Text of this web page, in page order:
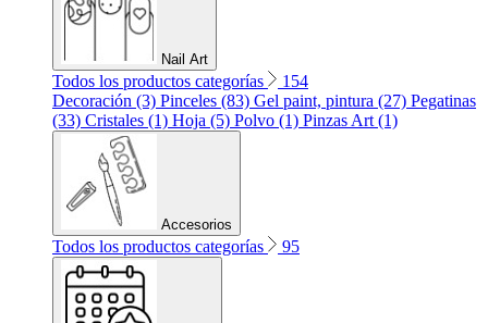
Nail Art
Todos los productos categorías
154
Decoración (3) Pinceles (83) Gel paint, pintura (27) Pegatinas
(33) Cristales (1) Hoja (5) Polvo (1) Pinzas Art (1)
Accesorios
Todos los productos categorías 95